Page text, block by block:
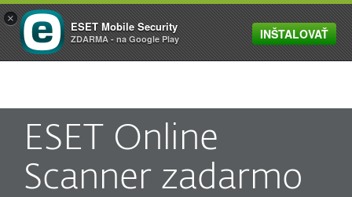
MENU
ESET Online
Scanner zadarmo
×
ESET Mobile Security
ZDARMA - na Google Play INŠTALOVAŤ